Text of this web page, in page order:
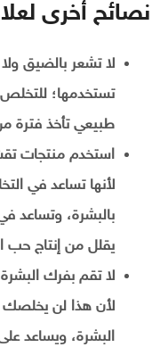
نصائح أخرى
لا تشعر بالضيق
تستخدمها؛
طبيعي تأخذ فترة
استخدم منتجات
لأنها تساعد في
بالبشرة، وتساعد
يقلل من إنتاج حب
لا تقم بفرك
لأن هذا لن
البشرة، ويساعد